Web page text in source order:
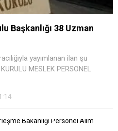
Başkanlığı 38 Uzman
yayımlanan ilan şu
MESLEK PERSONEL